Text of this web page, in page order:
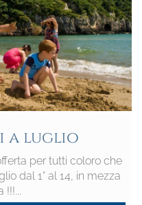
a luglio
per tutti coloro che
dal 1° al 14, in mezza
!!!...